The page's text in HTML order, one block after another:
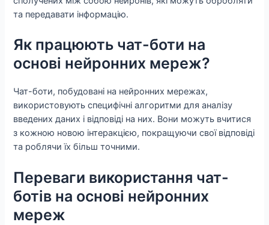
та передавати інформацію.
Як працюють чат-боти на
основі нейронних мереж?
Чат-боти, побудовані на нейронних мережах,
використовують специфічні алгоритми для аналізу
введених даних і відповіді на них. Вони можуть вчитися
з кожною новою інтеракцією, покращуючи свої відповіді
та роблячи їх більш точними.
Переваги використання чат-
ботів на основі нейронних
мереж